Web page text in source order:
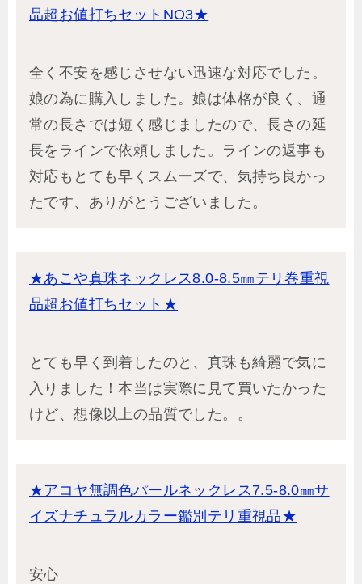
品超お値打ちセットNO3★
全く不安を感じさせない迅速な対応でした。
娘の為に購入しました。娘は体格が良く、通
常の長さでは短く感じましたので、長さの延
長をラインで依頼しました。ラインの返事も
対応もとても早くスムーズで、気持ち良かっ
たです、ありがとうございました。
★あこや真珠ネックレス8.0-8.5㎜テリ巻重視
品超お値打ちセット★
とても早く到着したのと、真珠も綺麗で気に
入りました！本当は実際に見て買いたかった
けど、想像以上の品質でした。。
★アコヤ無調色パールネックレス7.5-8.0㎜サ
イズナチュラルカラー鑑別テリ重視品★
安心